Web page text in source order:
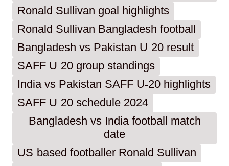
Ronald Sullivan goal highlights
Ronald Sullivan Bangladesh football
Bangladesh vs Pakistan U-20 result
SAFF U-20 group standings
India vs Pakistan SAFF U-20 highlights
SAFF U-20 schedule 2024
Bangladesh vs India football match
date
US-based footballer Ronald Sullivan